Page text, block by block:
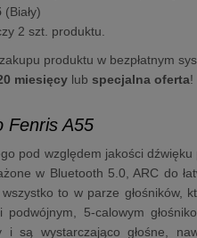
(Biały)
2 szt. produktu.
produktu w bezpłatnym
miesięcylub specjalna oferta!
Fenris A55
pod względem jakości
w Bluetooth 5.0, ARC do
to w parze głośników,
5-calowym
są wystarczająco głośne,